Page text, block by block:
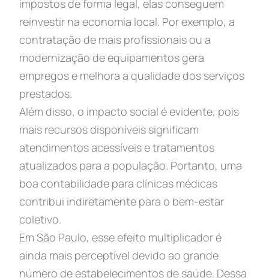
impostos de forma legal, elas conseguem
reinvestir na economia local. Por exemplo, a
contratação de mais profissionais ou a
modernização de equipamentos gera
empregos e melhora a qualidade dos serviços
prestados.
Além disso, o impacto social é evidente, pois
mais recursos disponíveis significam
atendimentos acessíveis e tratamentos
atualizados para a população. Portanto, uma
boa contabilidade para clínicas médicas
contribui indiretamente para o bem-estar
coletivo.
Em São Paulo, esse efeito multiplicador é
ainda mais perceptível devido ao grande
número de estabelecimentos de saúde. Dessa